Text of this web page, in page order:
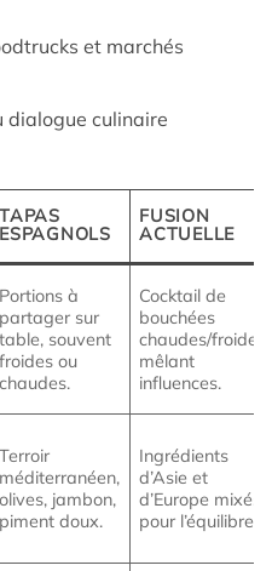
et marchés
dialogue culinaire
TAPAS
ESPAGNOLS
FUSION
ACTUELLE
Portions à
partager sur
table, souvent
froides ou
chaudes.
Cocktail de
bouchées
chaudes/froides
mêlant
influences.
Terroir
méditerranéen,
olives, jambon,
piment doux.
Ingrédients
d’Asie et
d’Europe mixés
pour l’équilibre.